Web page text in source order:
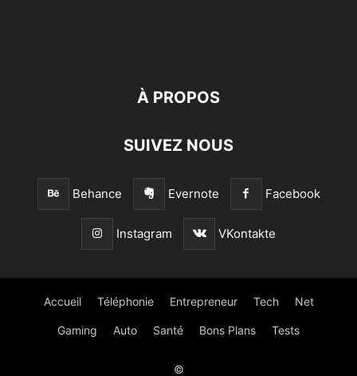
À PROPOS
SUIVEZ NOUS
Behance Evernote Facebook
Instagram VKontakte
Accueil Téléphonie Entrepreneur Tech Net
Gaming Auto Santé Bons Plans Tests
©